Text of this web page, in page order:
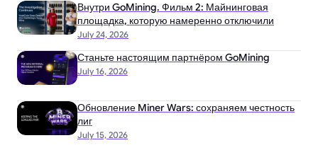
July 24, 2026
Внутри GoMining. Фильм 2: Майнинговая
площадка, которую намеренно отключили
July 16, 2026
Станьте настоящим партнёром GoMining
July 15, 2026
Обновление Miner Wars: сохраняем честность
лиг